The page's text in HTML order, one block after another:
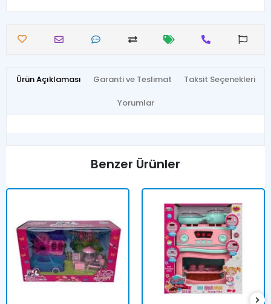
Ürün Açıklaması Garanti ve Teslimat Taksit Seçenekleri
Yorumlar
Benzer Ürünler